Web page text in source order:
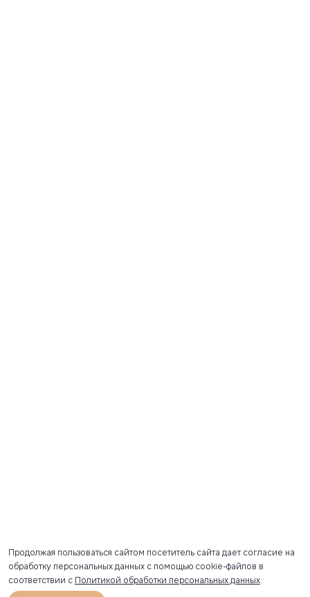
Продолжая пользоваться сайтом посетитель сайта дает согласие на
обработку персональных данных с помощью cookie-файлов в
соответствии с Политикой обработки персональных данных.